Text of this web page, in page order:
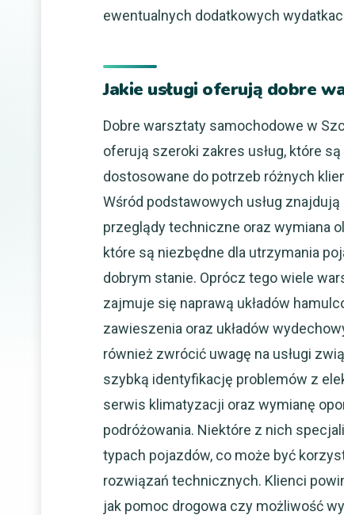
ewentualnych dodatkowych
Jakie usługi oferują dobre
Dobre warsztaty samochodowe w
oferują szeroki zakres usług, które są
dostosowane do potrzeb różnych
Wśród podstawowych usług znajdują
przeglądy techniczne oraz wymiana
które są niezbędne dla utrzymania
dobrym stanie. Oprócz tego wiele
zajmuje się naprawą układów
zawieszenia oraz układów
również zwrócić uwagę na usługi
szybką identyfikację problemów z
serwis klimatyzacji oraz wymianę
podróżowania. Niektóre z nich
typach pojazdów, co może być
rozwiązań technicznych. Klienci
jak pomoc drogowa czy możliwość